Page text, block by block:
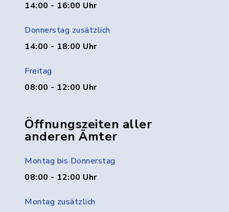
14:00 - 16:00 Uhr
Donnerstag zusätzlich
14:00 - 18:00 Uhr
Freitag
08:00 - 12:00 Uhr
Öffnungszeiten aller
anderen Ämter
Montag bis Donnerstag
08:00 - 12:00 Uhr
Montag zusätzlich